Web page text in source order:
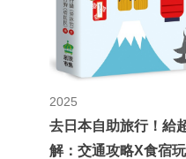
2025
去日本自助旅行！給
解：交通攻略X食宿